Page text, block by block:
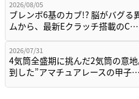
2026/08/05
ブレンボ6基のカブ!? 脳がバグる
ムから、最新Eクラッチ搭載のC…
2026/07/31
4気筒全盛期に挑んだ2気筒の意
到した”アマチュアレースの甲子…